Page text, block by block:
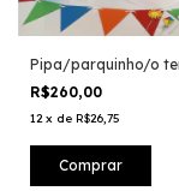
Pipa/parquinho/o
R$260,00
12 x de R$26,75